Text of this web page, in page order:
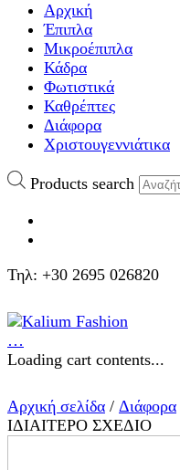
Αρχική
Έπιπλα
Μικροέπιπλα
Κάδρα
Φωτιστικά
Καθρέπτες
Διάφορα
Χριστουγεννιάτικα
Products search
Τηλ: +30 2695 026820
…
Loading cart contents...
Αρχική σελίδα / Διάφορα
ΙΔΙΑΙΤΕΡΟ ΣΧΕΔΙΟ